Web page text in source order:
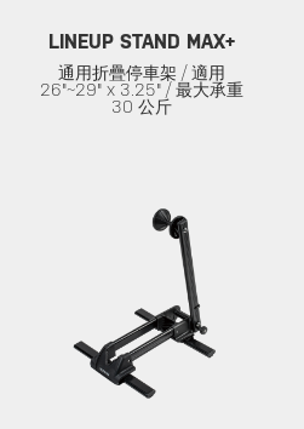
LINEUP STAND MAX+
通用折疊停車架 / 適用
26"~29" x 3.25" / 最大承重
30 公斤